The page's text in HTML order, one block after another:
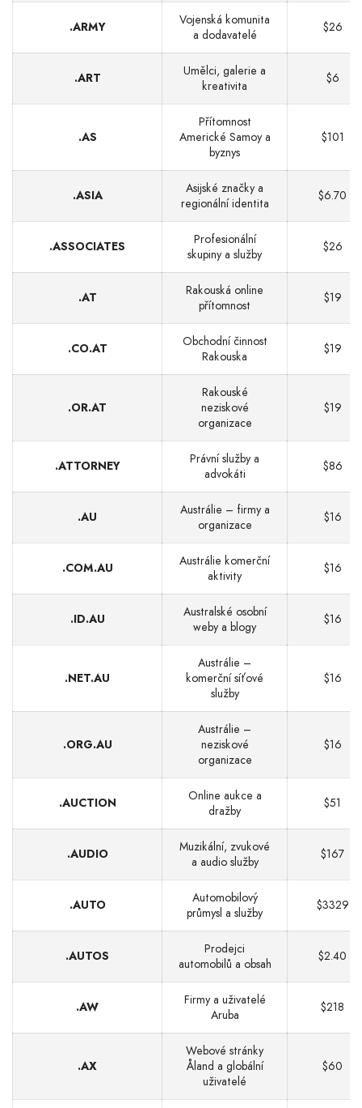
.ARMY
Vojenská komunita
a dodavatelé
$26
.ART
Umělci, galerie a
kreativita
$6
.AS
Přítomnost
Americké Samoy a
byznys
$101
.ASIA
Asijské značky a
regionální identita
$6.70
.ASSOCIATES
Profesionální
skupiny a služby
$26
.AT
Rakouská online
přítomnost
$19
.CO.AT
Obchodní činnost
Rakouska
$19
.OR.AT
Rakouské
neziskové
organizace
$19
.ATTORNEY
Právní služby a
advokáti
$86
.AU
Austrálie – firmy a
organizace
$16
.COM.AU
Austrálie komerční
aktivity
$16
.ID.AU
Australské osobní
weby a blogy
$16
.NET.AU
Austrálie –
komerční síťové
služby
$16
.ORG.AU
Austrálie –
neziskové
organizace
$16
.AUCTION
Online aukce a
dražby
$51
.AUDIO
Muzikální, zvukové
a audio služby
$167
.AUTO
Automobilový
průmysl a služby
$3329
.AUTOS
Prodejci
automobilů a obsah
$2.40
.AW
Firmy a uživatelé
Aruba
$218
.AX
Webové stránky
Åland a globální
uživatelé
$60